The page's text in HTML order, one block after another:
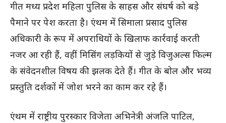
गीत मध्य प्रदेश महिला पुलिस के साहस और संघर्ष को बड़े
पैमाने पर पेश करता है। एंथम में सिमाला प्रसाद पुलिस
अधिकारी के रूप में अपराधियों के खिलाफ कार्रवाई करती
नजर आ रही हैं, वहीं मिसिंग लड़कियों से जुड़े विजुअल्स फिल्म
के संवेदनशील विषय की झलक देते हैं। गीत के बोल और भव्य
प्रस्तुति दर्शकों में जोश भरने का काम कर रहे हैं।
एंथम में राष्ट्रीय पुरस्कार विजेता अभिनेत्री अंजलि पाटिल,